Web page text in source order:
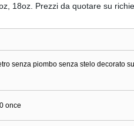
18oz. Prezzi da quotare su
senza piombo senza stelo decorato su
once